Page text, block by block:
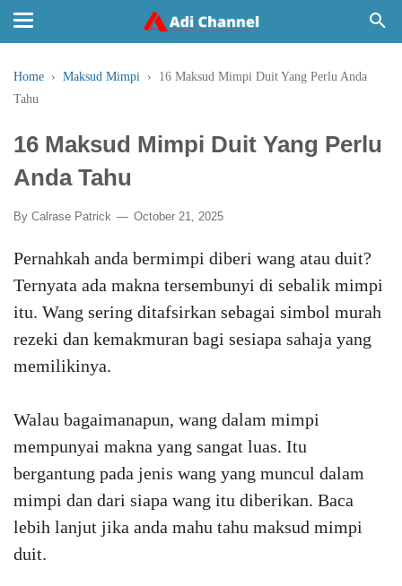
Home › Maksud Mimpi › 16 Maksud Mimpi Duit Yang Perlu Anda
Tahu
16 Maksud Mimpi Duit Yang Perlu
Anda Tahu
By Calrase Patrick October 21, 2025
Pernahkah anda bermimpi diberi wang atau duit?
Ternyata ada makna tersembunyi di sebalik mimpi
itu. Wang sering ditafsirkan sebagai simbol murah
rezeki dan kemakmuran bagi sesiapa sahaja yang
memilikinya.
Walau bagaimanapun, wang dalam mimpi
mempunyai makna yang sangat luas. Itu
bergantung pada jenis wang yang muncul dalam
mimpi dan dari siapa wang itu diberikan. Baca
lebih lanjut jika anda mahu tahu maksud mimpi
duit.